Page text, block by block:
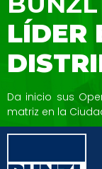
LÍDER
Da inicio sus
matriz en la